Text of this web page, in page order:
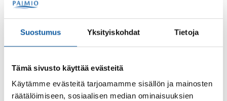
Suostumus Yksityiskohdat Tietoja
Tämä sivusto käyttää evästeitä
Käytämme evästeitä tarjoamamme sisällön ja mainosten
räätälöimiseen, sosiaalisen median ominaisuuksien
ja vaihdettu 22.7.
1.7.
Kirjaston omatoimikirjautumisessa isoja
häiriöitä